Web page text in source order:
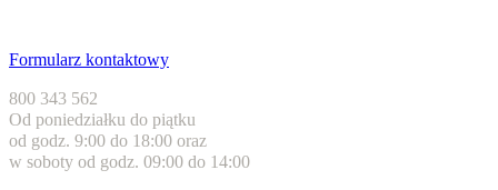
Formularz kontaktowy
800 343 562
Od poniedziałku do piątku
od godz. 9:00 do 18:00 oraz
w soboty od godz. 09:00 do 14:00